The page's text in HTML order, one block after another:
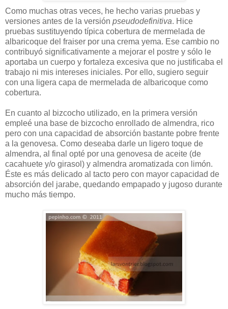
Como muchas otras veces, he hecho varias pruebas y
versiones antes de la versión pseudodefinitiva. Hice
pruebas sustituyendo típica cobertura de mermelada de
albaricoque del fraiser por una crema yema. Ese cambio no
contribuyó significativamente a mejorar el postre y sólo le
aportaba un cuerpo y fortaleza excesiva que no justificaba el
trabajo ni mis intereses iniciales. Por ello, sugiero seguir
con una ligera capa de mermelada de albaricoque como
cobertura.
En cuanto al bizcocho utilizado, en la primera versión
empleé una base de bizcocho enrollado de almendra, rico
pero con una capacidad de absorción bastante pobre frente
a la genovesa. Como deseaba darle un ligero toque de
almendra, al final opté por una genovesa de aceite (de
cacahuete y/o girasol) y almendra aromatizada con limón.
Éste es más delicado al tacto pero con mayor capacidad de
absorción del jarabe, quedando empapado y jugoso durante
mucho más tiempo.